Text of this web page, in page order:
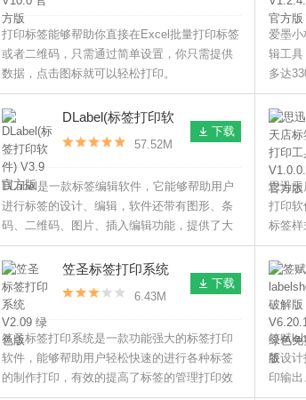
打印标签能够帮助你直接在Excel批量打印标签
或者二维码，只需通过简单设置，你只需提供
数据，点击图标就可以轻松打印。
爱墨小
辑工具
多达
的标签
并设计
DLabel(标签打印软
件) V3.9 官方版
57.52M
下载
DLabel是一款标签编辑软件，它能够帮助用户
进行标签的设计、编辑，软件还带有图形、条
码、二维码、图片、插入编辑功能，提供了大
量的在线模板可供选择，是一款非常不错的软
件。
思迅天
打印软
标签样
笠圣标签打印系统
V2.09 绿色版
6.43M
下载
笠圣标签打印系统是一款功能强大的标签打印
软件，能够帮助用户轻松快速的进行各种标签
的制作打印，有效的提高了标签的管理打印效
率。
签赋
签设计
印输
能，而